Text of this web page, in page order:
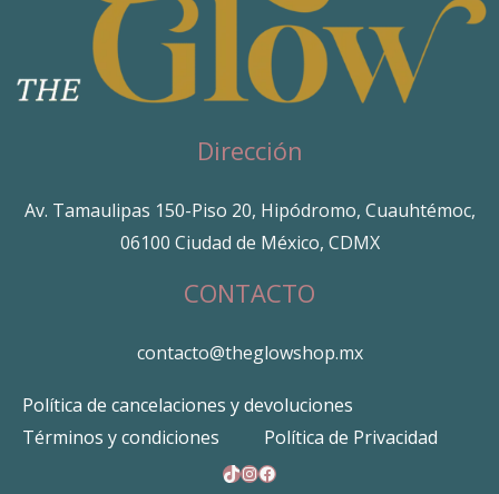
Dirección
Av. Tamaulipas 150-Piso 20, Hipódromo, Cuauhtémoc,
06100 Ciudad de México, CDMX
CONTACTO
contacto@theglowshop.mx
Política de cancelaciones y devoluciones
Términos y condiciones
Política de Privacidad
TikTok
Instagram
Facebook